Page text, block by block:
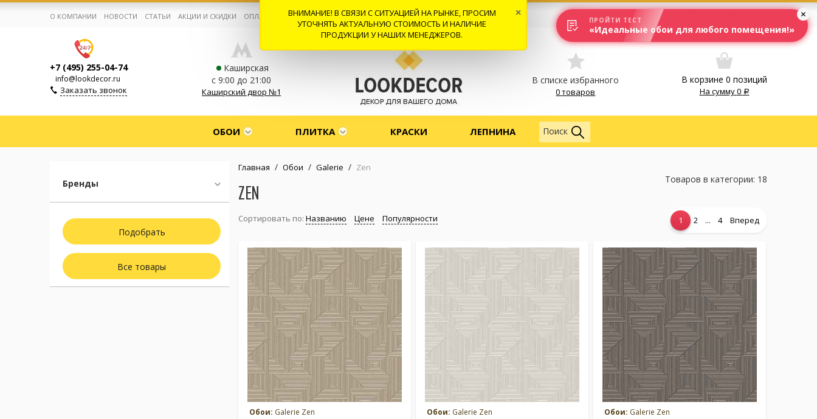
Корзина:0
Избранное:0 товаров
Каталог
Компания
Личный кабинет
О КОМПАНИИ НОВОСТИ СТАТЬИ АКЦИИ И СКИДКИ ОПЛАТА И ДОСТАВКА СОТРУДНИЧЕСТВО КОНТАКТЫ ОТЗЫВЫ
+7 (495) 255-04-74
info@lookdecor.ru
Заказать звонок
Каширская
с 9:00 до 21:00
Каширский двор №1
В списке избранного
0 товаров
В корзине 0 позиций
На сумму0
ОБОИ ПЛИТКА КРАСКИ ЛЕПНИНА Везде
Поиск
Бренды
Все товары
Главная / Обои / Galerie / Zen
ZEN
Товаров в категории: 18
Сортировать по: Названию Цене Популярности 1 2 ... 4 Вперед
Обои: Galerie Zen Обои: Galerie Zen Обои: Galerie Zen
ВНИМАНИЕ! В СВЯЗИ С СИТУАЦИЕЙ НА РЫНКЕ, ПРОСИМ
УТОЧНЯТЬ АКТУАЛЬНУЮ СТОИМОСТЬ И НАЛИЧИЕ
ПРОДУКЦИИ У НАШИХ МЕНЕДЖЕРОВ.
×
ПРОЙТИ ТЕСТ
«Идеальные обои для любого помещения!»